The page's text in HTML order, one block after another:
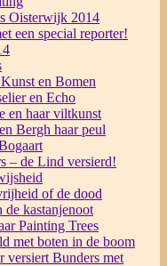
Oisterwijk 2014
een special reporter!
en Bomen
en Echo
en haar viltkunst
Bergh haar peul
– de Lind versierd!
of de dood
kastanjenoot
Painting Trees
met boten in de boom
versiert Bunders met